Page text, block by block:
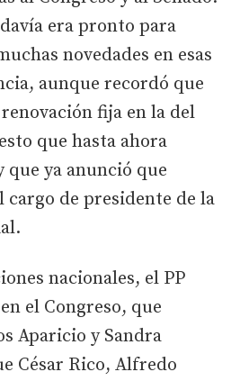
era pronto para
novedades en esas
aunque recordó que
fija en la del
que hasta ahora
que ya anunció que
cargo de presidente de la
nacionales, el PP
el Congreso, que
Aparicio y Sandra
César Rico, Alfredo